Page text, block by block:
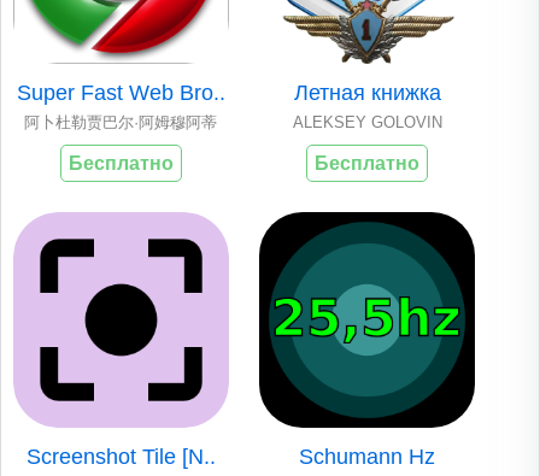
Super Fast Web Bro..
阿卜杜勒贾巴尔·阿姆穆阿蒂
Бесплатно
Летная книжка
ALEKSEY GOLOVIN
Бесплатно
Screenshot Tile [N.. Schumann Hz